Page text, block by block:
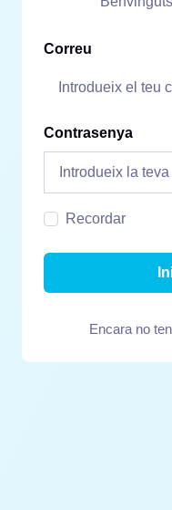
Correu
Contrasenya
Recordar
Encara no